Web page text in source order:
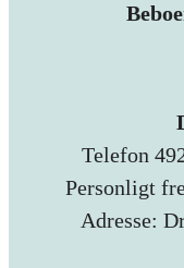
Telefon
Personligt
Adresse: